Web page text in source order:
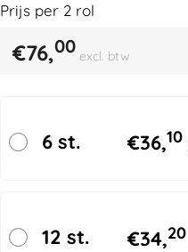
Prijs per 2 rol
€76,00 excl. btw
6 st. €36,10
12 st. €34,20